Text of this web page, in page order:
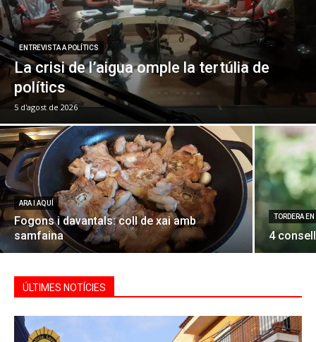
ENTREVISTA A POLÍTICS
La crisi de l’aigua omple la tertúlia de
polítics
5 d'agost de 2026
ARA I AQUÍ
Fogons i davantals: coll de xai amb
samfaina
TORDERA
4
ÚLTIMES NOTÍCIES